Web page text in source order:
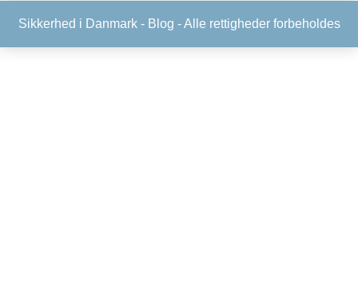
Sikkerhed i Danmark - Blog - Alle rettigheder forbeholdes